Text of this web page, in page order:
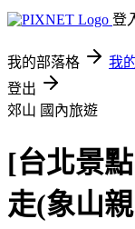
登
我的部落格 我
登出
郊山 國內旅遊
[台北景
走(象山